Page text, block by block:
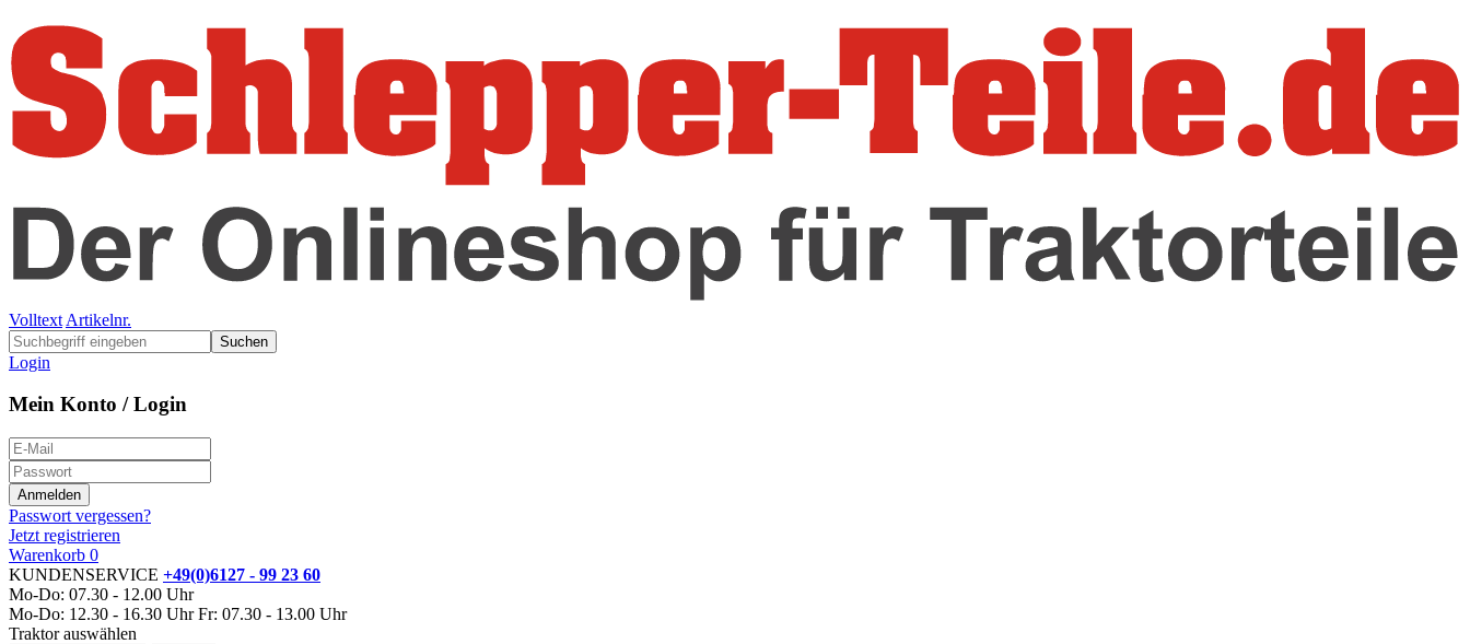
Volltext Artikelnr.
Suchen
Login
Mein Konto / Login
Passwort vergessen?
Jetzt registrieren
Warenkorb 0
KUNDENSERVICE +49(0)6127 - 99 23 60
Mo-Do: 07.30 - 12.00 Uhr
Mo-Do: 12.30 - 16.30 Uhr Fr: 07.30 - 13.00 Uhr
Traktor auswählen